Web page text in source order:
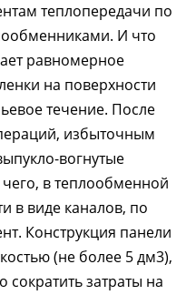
теплопередачи по
И что
равномерное
на поверхности
течение. После
избыточным
вогнутые
чего, в теплообменной
в виде каналов, по
Конструкция панели
(не более 5 дм3),
сократить затраты на